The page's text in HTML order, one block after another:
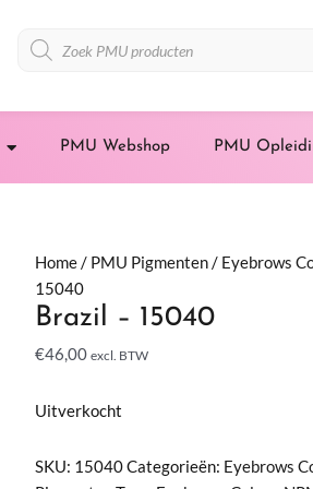
Producten
zoeken
PMU Webshop PMU
Home/ PMU Pigmenten/ Eyebrows
15040
Brazil – 15040
€46,00 excl. BTW
Uitverkocht
SKU: 15040Categorieën: Eyebrows